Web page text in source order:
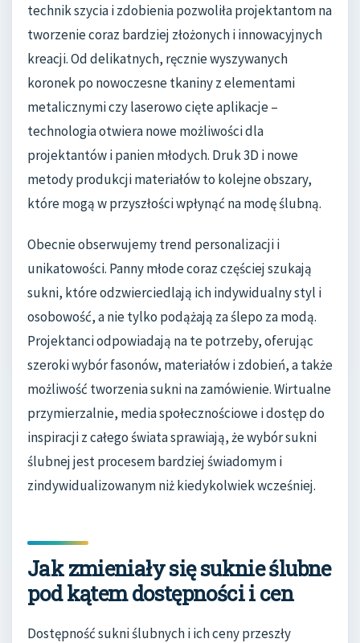
technik szycia i zdobienia pozwoliła projektantom na
tworzenie coraz bardziej złożonych i innowacyjnych
kreacji. Od delikatnych, ręcznie wyszywanych
koronek po nowoczesne tkaniny z elementami
metalicznymi czy laserowo cięte aplikacje –
technologia otwiera nowe możliwości dla
projektantów i panien młodych. Druk 3D i nowe
metody produkcji materiałów to kolejne obszary,
które mogą w przyszłości wpłynąć na modę ślubną.
Obecnie obserwujemy trend personalizacji i
unikatowości. Panny młode coraz częściej szukają
sukni, które odzwierciedlają ich indywidualny styl i
osobowość, a nie tylko podążają za ślepo za modą.
Projektanci odpowiadają na te potrzeby, oferując
szeroki wybór fasonów, materiałów i zdobień, a także
możliwość tworzenia sukni na zamówienie. Wirtualne
przymierzalnie, media społecznościowe i dostęp do
inspiracji z całego świata sprawiają, że wybór sukni
ślubnej jest procesem bardziej świadomym i
zindywidualizowanym niż kiedykolwiek wcześniej.
Jak zmieniały się suknie ślubne
pod kątem dostępności i cen
Dostępność sukni ślubnych i ich ceny przeszły